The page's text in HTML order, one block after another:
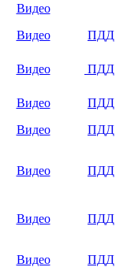
Видео
Видео
ПДД
Видео ПДД
Видео
ПДД
Видео
ПДД
Видео ПДД
Видео ПДД
Видео ПДД